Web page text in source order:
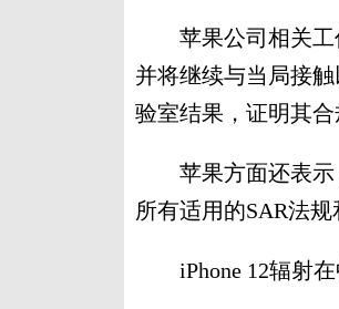
苹果公司相关工作
并将继续与当局接
验室结果，证明其合
苹果方面还表示，
所有适用的SAR法规
iPhone 12辐射在